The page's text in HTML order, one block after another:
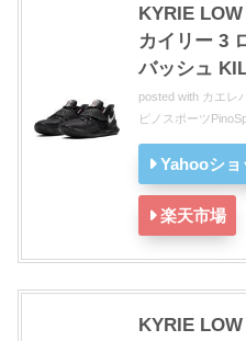
KYRIE
カイリー 3
バッシュ
posted with カエレ
ピノスポーツ
Yahooショ
楽天市場
KYRIE